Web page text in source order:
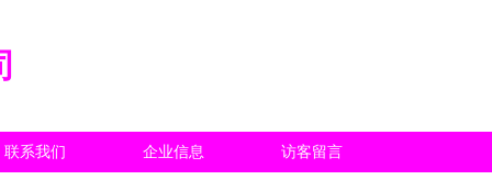
联系我们 企业信息 访客留言